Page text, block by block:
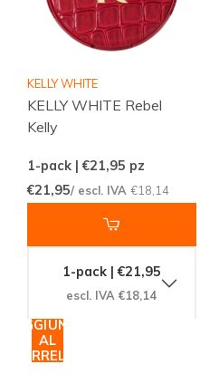
KELLY WHITE
KELLY WHITE Rebel
Kelly
1-pack | €21,95 pz
€21,95/ escl. IVA €18,14
1-pack | €21,95
escl. IVA €18,14
AGGIUNGI
AL
CARRELLO